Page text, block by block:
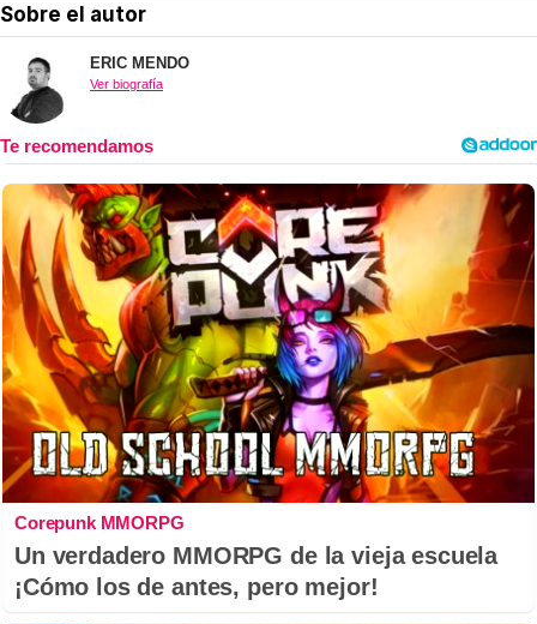
Sobre el autor
ERIC MENDO
Ver biografía
Corepunk MMORPG
Un verdadero MMORPG de la vieja escuela
¡Cómo los de antes, pero mejor!